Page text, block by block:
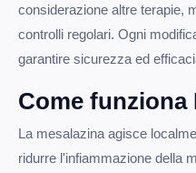
considerazione altre terapie,
controlli regolari. Ogni
garantire sicurezza ed
Come funziona
La mesalazina agisce
ridurre l'infiammazione della